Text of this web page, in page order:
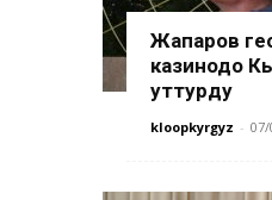
Жапаров
казинодо
уттурду
kloopkyrgyz - 07/